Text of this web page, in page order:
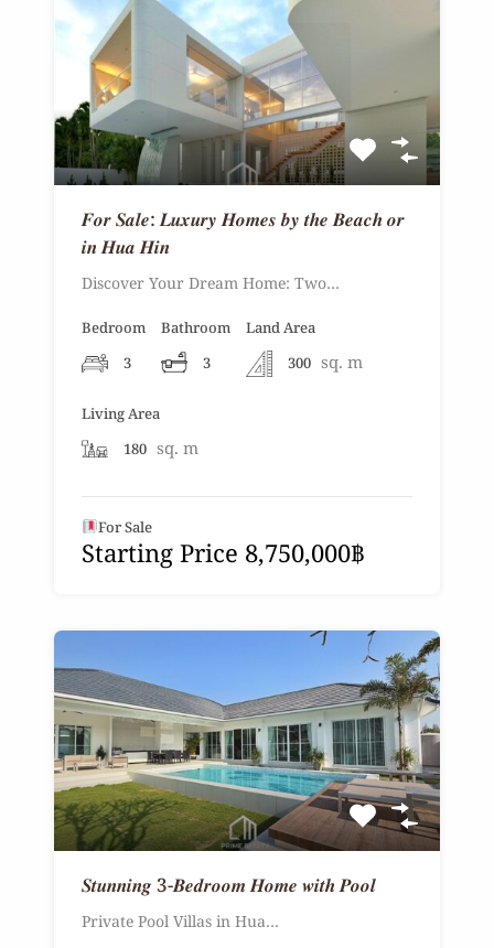
𝑭𝒐𝒓 𝑺𝒂𝒍𝒆: 𝑳𝒖𝒙𝒖𝒓𝒚 𝑯𝒐𝒎𝒆𝒔 𝒃𝒚 𝒕𝒉𝒆 𝑩𝒆𝒂𝒄𝒉 𝒐𝒓
𝒊𝒏 𝑯𝒖𝒂 𝑯𝒊𝒏
Discover Your Dream Home: Two…
Bedroom
3
Bathroom
3
Land Area
300 sq. m
Living Area
180 sq. m
For Sale
Starting Price 8,750,000฿
𝑺𝒕𝒖𝒏𝒏𝒊𝒏𝒈 3-𝑩𝒆𝒅𝒓𝒐𝒐𝒎 𝑯𝒐𝒎𝒆 𝒘𝒊𝒕𝒉 𝑷𝒐𝒐𝒍
Private Pool Villas in Hua…